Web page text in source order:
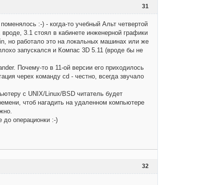
31
:-) - когда-то учебный Альт четвертой
3.1 стоял в кабинете инженерной графики
но работало это на локальных машинах или же
запускался и Компас 3D 5.11 (вроде бы не
Почему-то в 11-ой версии его приходилось
черех команду cd - честно, всегда звучало
с UNIX/Linux/BSD читатель будет
чтоб нагадить на удаленном компьютере
операционки :-)
32